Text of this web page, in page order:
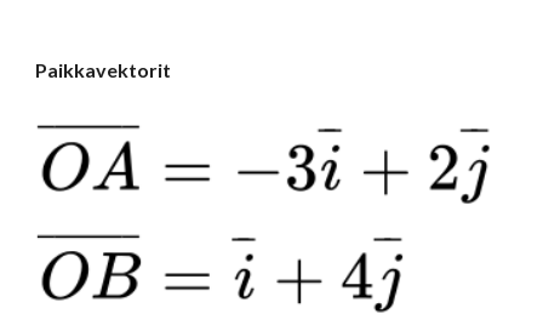
Paikkavektorit